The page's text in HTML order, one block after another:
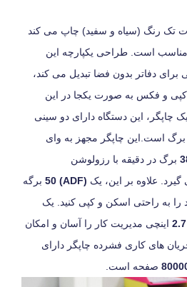
تک رنگ (سیاه و سفید) چاپ می کند
مناسب است. طراحی یکپارچه این
برای دفاتر بدون فضا تبدیل می کند،
کپی و فکس به صورت یکجا در این
چاپگر، این دستگاه دارای دو سینی
برگ است.این چاپگر مجهز به وای
برگ در دقیقه با رزولوشن
علاوه بر این، یک (ADF) 50
برگه
را به راحتی اسکن و کپی کنید. یک
2.7 اینچی مدیریت کار را آسان و امکان
های کاری فشرده چاپگر دارای
صفحه است.